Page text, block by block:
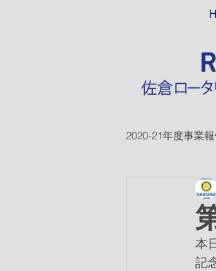
2020-21年度事業
2018-19ver2
2026-27年度
本
記